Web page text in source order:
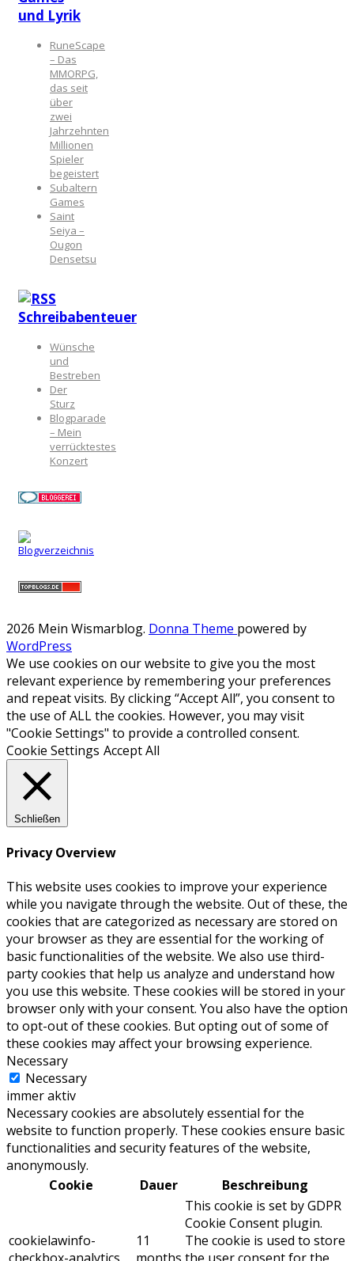
und Lyrik
RuneScape
– Das
MMORPG,
das seit
über
zwei
Jahrzehnten
Millionen
Spieler
begeistert
Subaltern
Games
Saint
Seiya –
Ougon
Densetsu
Schreibabenteuer
Wünsche
und
Bestreben
Der
Sturz
Blogparade
– Mein
verrücktestes
Konzert
2026 Mein Wismarblog. Donna Theme powered by
WordPress
We use cookies on our website to give you the most
relevant experience by remembering your preferences
and repeat visits. By clicking “Accept All”, you consent to
the use of ALL the cookies. However, you may visit
"Cookie Settings" to provide a controlled consent.
Cookie Settings Accept All
Schließen
Privacy Overview
This website uses cookies to improve your experience
while you navigate through the website. Out of these, the
cookies that are categorized as necessary are stored on
your browser as they are essential for the working of
basic functionalities of the website. We also use third-
party cookies that help us analyze and understand how
you use this website. These cookies will be stored in your
browser only with your consent. You also have the option
to opt-out of these cookies. But opting out of some of
these cookies may affect your browsing experience.
Necessary
Necessary
immer aktiv
Necessary cookies are absolutely essential for the
website to function properly. These cookies ensure basic
functionalities and security features of the website,
anonymously.
Cookie
Dauer Beschreibung
cookielawinfo-
11
This cookie is set by GDPR
Cookie Consent plugin.
The cookie is used to store